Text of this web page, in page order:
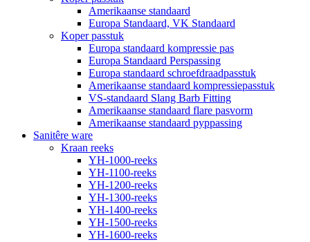
Amerikaanse standaard
Europa Standaard, VK Standaard
Koper passtuk
Europa standaard kompressie pas
Europa Standaard Perspassing
Europa standaard schroefdraadpasstuk
Amerikaanse standaard kompressiepasstuk
VS-standaard Slang Barb Fitting
Amerikaanse standaard flare pasvorm
Amerikaanse standaard pyppassing
Sanitêre ware
Kraan reeks
YH-1000-reeks
YH-1100-reeks
YH-1200-reeks
YH-1300-reeks
YH-1400-reeks
YH-1500-reeks
YH-1600-reeks